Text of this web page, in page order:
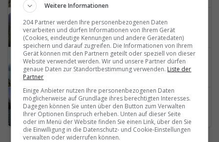
Flims
Flims-Waldhaus-Caumasee
Sankt Moritz
Badrutt's-Palace-Hotel
Sufers
Sufnersee
Weitere Informationen
204 Partner werden Ihre personenbezogenen Daten
verarbeiten und dürfen Informationen von Ihrem Gerät
(Cookies, eindeutige Kennungen und andere Gerätedaten)
speichern und darauf zugreifen. Die Informationen von Ihrem
Gerät können mit den Partnern geteilt oder speziell von dieser
Website verwendet werden. Wir und unsere Partner dürfen
genaue Daten zur Standortbestimmung verwenden. Liste der
Partner
Einige Anbieter nutzen Ihre personenbezogenen Daten
möglicherweise auf Grundlage ihres berechtigten Interesses.
Dagegen können Sie unten über den Button zum Verwalten
Ihrer Optionen Einspruch erheben. Unten auf dieser Seite
oder im Menü der Website finden Sie einen Link, über den Sie
die Einwilligung in die Datenschutz- und Cookie-Einstellungen
verwalten oder widerrufen können.